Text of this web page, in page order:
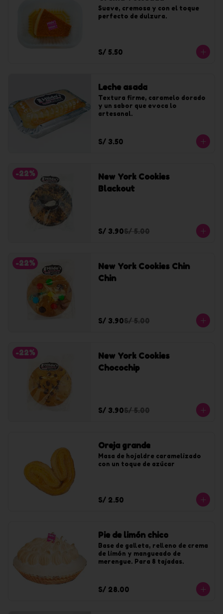
Suave, cremosa y con el toque
perfecto de dulzura.
S/ 5.50
Leche asada
Textura firme, caramelo dorado
y un sabor que evoca lo
artesanal.
S/ 3.50
-22%
New York Cookies
Blackout
S/ 3.90S/ 5.00
-22%
New York Cookies Chin
Chin
S/ 3.90S/ 5.00
-22%
New York Cookies
Chocochip
S/ 3.90S/ 5.00
Oreja grande
Masa de hojaldre caramelizado
con un toque de azúcar
S/ 2.50
Pie de limón chico
Base de galleta, relleno de crema
de limón y mangueado de
merengue. Para 8 tajadas.
S/ 28.00